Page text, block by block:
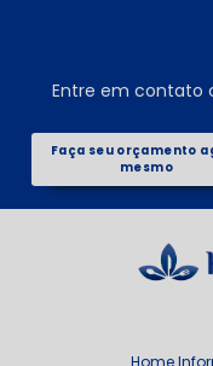
Entre em contato
Faça seu orçamento
mesmo
Home